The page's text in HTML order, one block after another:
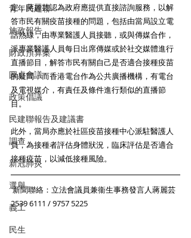
青年民建聯
施政報告
財政預算案
圓桌會議
政策倡議
民建聯報告及建議書
調查
新冠肺炎
選舉
義工
民生
定，蔣麗芸認為政府應提供直接諮詢服務，以解
答市民有關疫苗接種的問題，包括由當局設立電
話熱線，由專業醫護人員接聽，或與傳媒合作，
派專業醫護人員每日出席傳媒或於社交媒體進行
直播節目，解答市民有關自己是否適合接種疫苗
的疑問，而香港電台作為公共廣播機構，有電台
及電視媒介，有責任及條件進行類似的直播節
目。
此外，當局亦應於社區疫苗接種中心派駐醫護人
員，為接種者評估身體狀況，臨床評估是否適合
接種疫苗，以減低接種風險。
新聞聯絡：立法會議員兼衞生事務發言人蔣麗芸
2539 6111 / 9757 5225